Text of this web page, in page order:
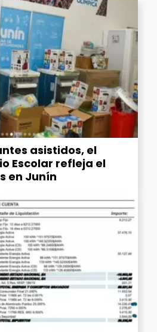
asistidos, el
Escolar refleja el
en Junín